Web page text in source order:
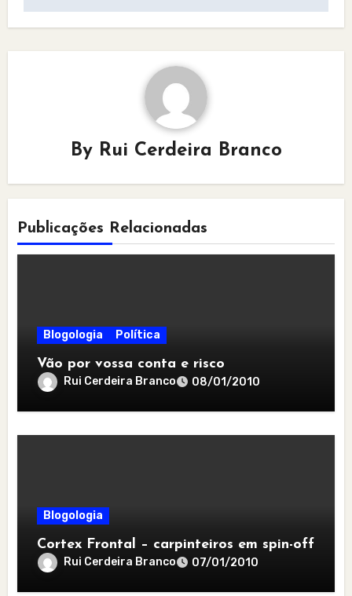
By Rui Cerdeira Branco
Publicações Relacionadas
Blogologia Política
Vão por vossa conta e risco
Rui Cerdeira Branco 08/01/2010
Blogologia
Cortex Frontal – carpinteiros em spin-off
Rui Cerdeira Branco 07/01/2010